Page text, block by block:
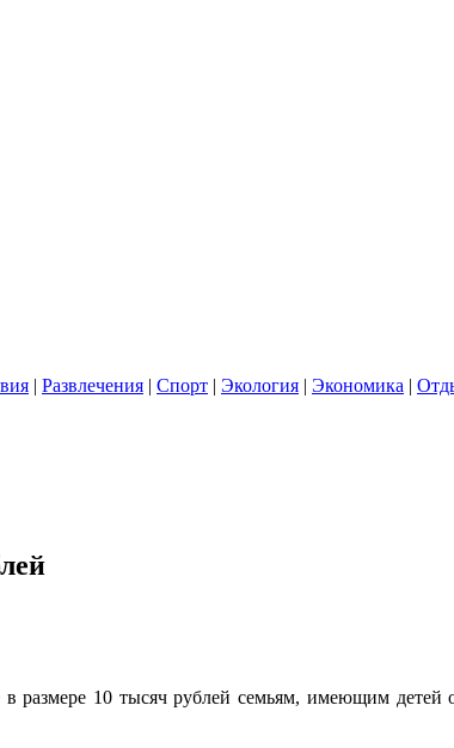
| Развлечения | Спорт | Экология | Экономика |
в размере 10 тысяч рублей семьям, имеющим